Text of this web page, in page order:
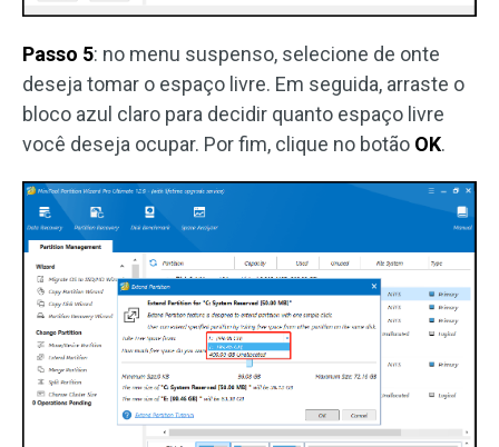
Passo 5: no menu suspenso, selecione de onte
deseja tomar o espaço livre. Em seguida, arraste o
bloco azul claro para decidir quanto espaço livre
você deseja ocupar. Por fim, clique no botão OK.